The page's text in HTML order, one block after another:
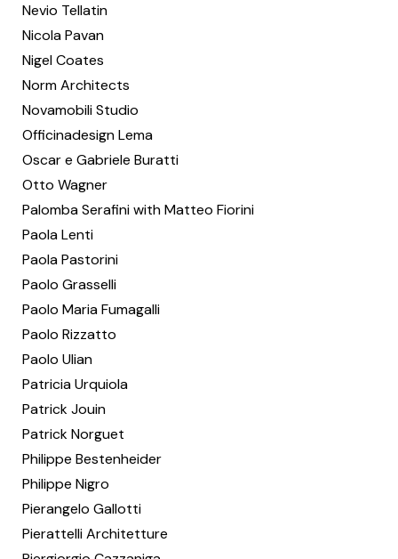
Nevio Tellatin
Nicola Pavan
Nigel Coates
Norm Architects
Novamobili Studio
Officinadesign Lema
Oscar e Gabriele Buratti
Otto Wagner
Palomba Serafini with Matteo Fiorini
Paola Lenti
Paola Pastorini
Paolo Grasselli
Paolo Maria Fumagalli
Paolo Rizzatto
Paolo Ulian
Patricia Urquiola
Patrick Jouin
Patrick Norguet
Philippe Bestenheider
Philippe Nigro
Pierangelo Gallotti
Pierattelli Architetture